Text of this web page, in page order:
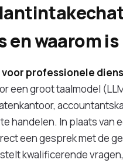
waarom
professionele
een groot taalmodel
handelen. In plaats van
een gesprek met de
kwalificerende